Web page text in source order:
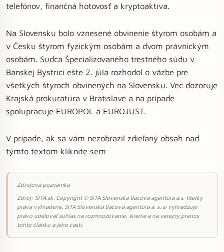
telefónov, finančná hotovosť a kryptoaktíva.
Na Slovensku bolo vznesené obvinenie štyrom osobám a
v Česku štyrom fyzickým osobám a dvom právnickým
osobám. Sudca Špecializovaného trestného súdu v
Banskej Bystrici ešte 2. júla rozhodol o väzbe pre
všetkých štyroch obvinených na Slovensku. Vec dozoruje
Krajská prokuratúra v Bratislave a na prípade
spolupracuje EUROPOL a EUROJUST.
V prípade, ak sa vám nezobrazil zdieľaný obsah nad
týmto textom kliknite sem
Zdrojová poznámka
Zdroj: SITA.sk. Copyright © SITA Slovenská tlačová agentúra a.s. Všetky
práva vyhradené. SITA Slovenská tlačová agentúra a. s. si vyhradzuje
právo udeľovať súhlas na rozmnožovanie, šírenie a na verejný prenos
tohto článku a jeho častí.